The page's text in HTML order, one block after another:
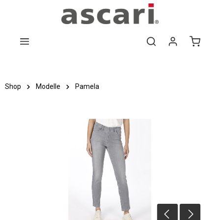
Zum Hauptinhalt springen
Shop Modelle Pamela